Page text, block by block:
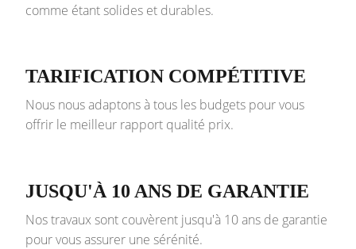
comme étant solides et durables.
TARIFICATION COMPÉTITIVE
Nous nous adaptons à tous les budgets pour vous
offrir le meilleur rapport qualité prix.
JUSQU'À 10 ANS DE GARANTIE
Nos travaux sont couvèrent jusqu'à 10 ans de garantie
pour vous assurer une sérénité.